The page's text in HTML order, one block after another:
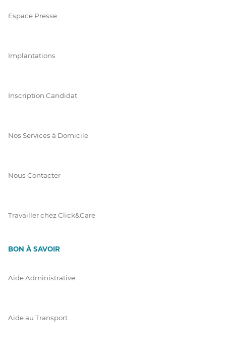
Espace Presse
Implantations
Inscription Candidat
Nos Services à Domicile
Nous Contacter
Travailler chez Click&Care
BON À SAVOIR
Aide Administrative
Aide au Transport